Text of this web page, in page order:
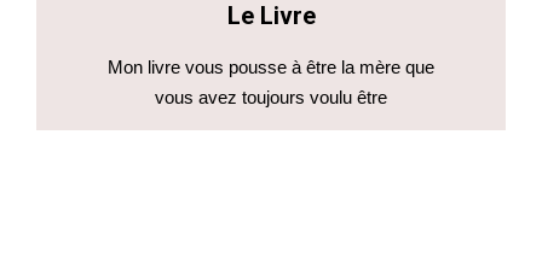
Le Livre
Mon livre vous pousse à être la mère que
vous avez toujours voulu être